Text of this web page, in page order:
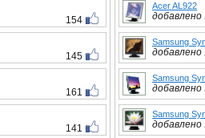
154
145
161
141
Acer AL922
добавлено
Samsung
добавлено
Samsung
добавлено
Samsung
добавлено